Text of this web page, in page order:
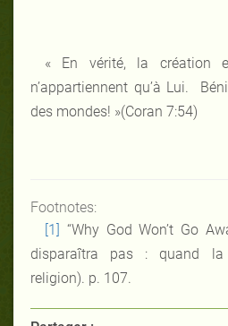
« En vérité, la création
n’appartiennent qu’à Lui.
des mondes! »(Coran 7:54)
Footnotes:
[1] “Why God Won’t Go
disparaîtra pas : quand la
religion). p. 107.